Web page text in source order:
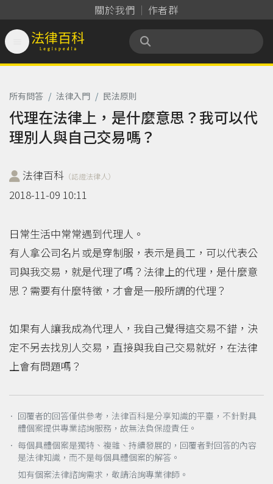
關於我們 作者群
法律百科 Legispedia
所有問答 / 法律入門 / 民法原則
代理在法律上，是什麼意思？我可以代
理別人與自己交易嗎？
法律百科 （認證法律人）
2018-11-09 10:11
日常生活中常常遇到代理人。
有人拿公司名片或是穿制服，表示是員工，可以代表公
司與我交易，就是代理了嗎？法律上的代理，是什麼意
思？需要有什麼特徵，才會是一般所謂的代理？
如果有人讓我成為代理人，我自己覺得這交易不錯，決
定不另去找別人交易，直接與我自己交易就好，在法律
上會有問題嗎？
． 回覆者的回答僅供參考，法律百科是分享知識的平臺，不針對具
體個案提供專業諮詢服務，故無法負保證責任。
． 每個具體個案是獨特、複雜、持續發展的，回覆者對回答的內容
是法律知識，而不是每個具體個案的解答。
如有個案法律諮詢需求，敬請洽詢專業律師。